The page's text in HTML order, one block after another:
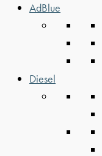
AdBlue
Diesel